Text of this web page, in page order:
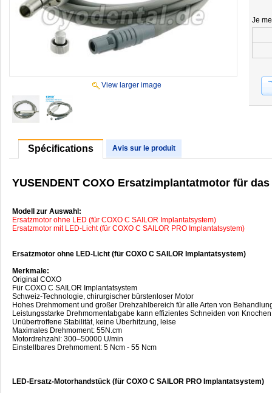
View larger image
Je
Spécifications Avis sur le produit
YUSENDENT COXO Ersatzimplantatmotor für
Modell zur Auswahl:
Ersatzmotor ohne LED (für COXO C SAILOR Implantatsystem)
Ersatzmotor mit LED-Licht (für COXO C SAILOR PRO Implantatsystem)
Ersatzmotor ohne LED-Licht (für COXO C SAILOR Implantatsystem)
Merkmale:
Original COXO
Für COXO C SAILOR Implantatsystem
Schweiz-Technologie, chirurgischer bürstenloser Motor
Hohes Drehmoment und großer Drehzahlbereich für alle Arten von
Leistungsstarke Drehmomentabgabe kann effizientes Schneiden von
Unübertroffene Stabilität, keine Überhitzung, leise
Maximales Drehmoment: 55N.cm
Motordrehzahl: 300–50000 U/min
Einstellbares Drehmoment: 5 Ncm - 55 Ncm
LED-Ersatz-Motorhandstück (für COXO C SAILOR PRO Implantatsystem)